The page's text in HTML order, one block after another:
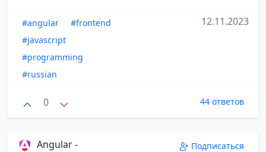
#angular
#frontend
#javascript
#programming
#russian
12.11.2023
0 44 ответов
Angular - Подписаться